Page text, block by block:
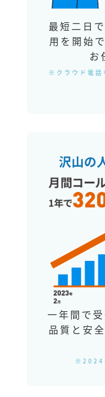
最短二日
用を開始
お
※クラウド電話
沢山の
一年間で
品質と安
※2024